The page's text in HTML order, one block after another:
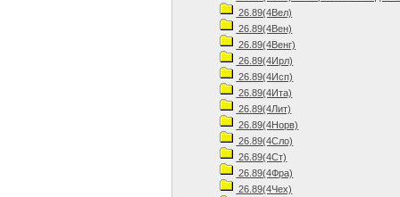
26.89(4Вел)
26.89(4Вен)
26.89(4Венг)
26.89(4Ирл)
26.89(4Исп)
26.89(4Ита)
26.89(4Лит)
26.89(4Норв)
26.89(4Сло)
26.89(4Ст)
26.89(4Фра)
26.89(4Чех)